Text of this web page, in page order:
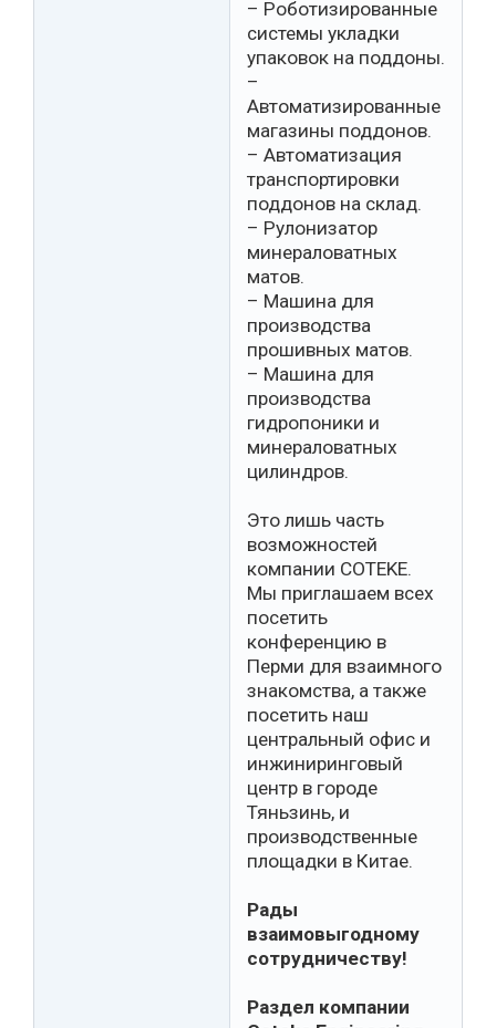
– Роботизированные
системы укладки
упаковок на поддоны.
–
Автоматизированные
магазины поддонов.
– Автоматизация
транспортировки
поддонов на склад.
– Рулонизатор
минераловатных
матов.
– Машина для
производства
прошивных матов.
– Машина для
производства
гидропоники и
минераловатных
цилиндров.
Это лишь часть
возможностей
компании COTEKE.
Мы приглашаем всех
посетить
конференцию в
Перми для взаимного
знакомства, а также
посетить наш
центральный офис и
инжиниринговый
центр в городе
Тяньзинь, и
производственные
площадки в Китае.
Рады
взаимовыгодному
сотрудничеству!
Раздел компании